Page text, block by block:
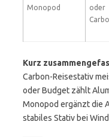
Monopod
oder
Kurz
Carbon-Reisestativ
oder Budget zählt
Monopod ergänzt die
stabiles Stativ bei